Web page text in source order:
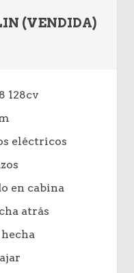
(VENDIDA)
128cv
eléctricos
en cabina
atrás